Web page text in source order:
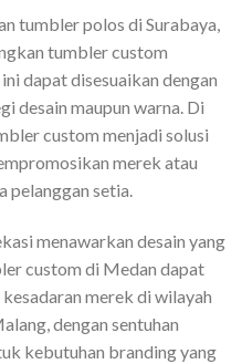
tumbler polos di Surabaya,
tumbler custom
dapat disesuaikan dengan
desain maupun warna. Di
custom menjadi solusi
merek atau
pelanggan setia.
menawarkan desain yang
custom di Medan dapat
merek di wilayah
dengan sentuhan
kebutuhan branding yang